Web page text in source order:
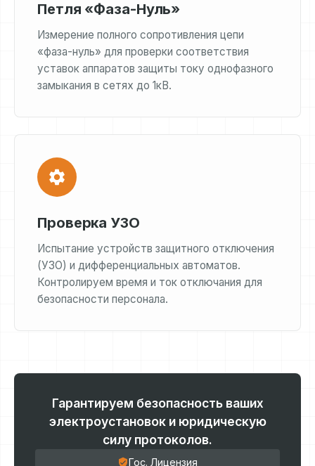
Петля «Фаза-Нуль»
Измерение полного сопротивления цепи
«фаза-нуль» для проверки соответствия
уставок аппаратов защиты току однофазного
замыкания в сетях до 1кВ.
Проверка УЗО
Испытание устройств защитного отключения
(УЗО) и дифференциальных автоматов.
Контролируем время и ток отключания для
безопасности персонала.
Гарантируем безопасность ваших
электроустановок и юридическую
силу протоколов.
Гос. Лицензия